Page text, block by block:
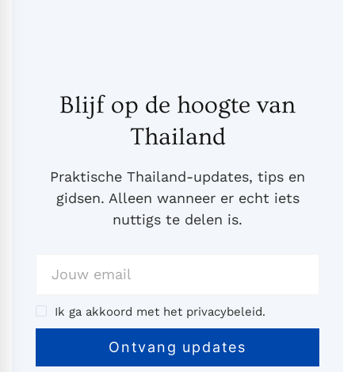
Blijf op de hoogte van
Thailand
Praktische Thailand-updates, tips en
gidsen. Alleen wanneer er echt iets
nuttigs te delen is.
Ik ga akkoord met het privacybeleid.